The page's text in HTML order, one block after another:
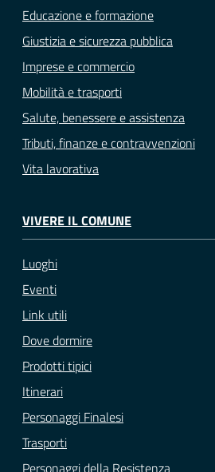
Educazione e formazione
Giustizia e sicurezza pubblica
Imprese e commercio
Mobilità e trasporti
Salute, benessere e assistenza
Tributi, finanze e contravvenzioni
Vita lavorativa
VIVERE IL COMUNE
Luoghi
Eventi
Link utili
Dove dormire
Prodotti tipici
Itinerari
Personaggi Finalesi
Trasporti